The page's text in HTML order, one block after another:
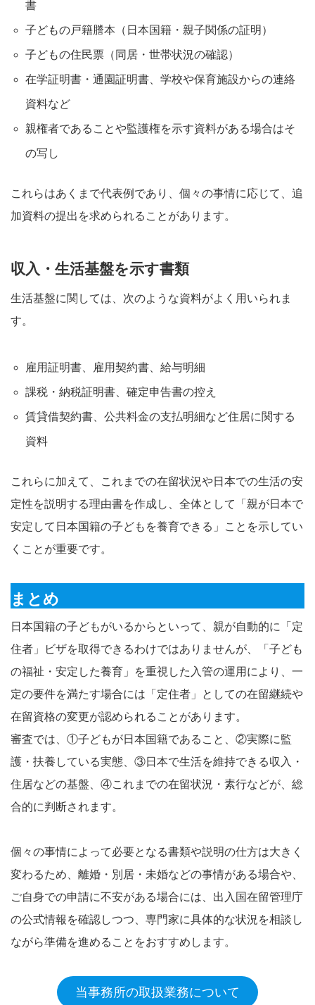
書
子どもの戸籍謄本（日本国籍・親子関係の証明）
子どもの住民票（同居・世帯状況の確認）
在学証明書・通園証明書、学校や保育施設からの連絡
資料など
親権者であることや監護権を示す資料がある場合はそ
の写し
これらはあくまで代表例であり、個々の事情に応じて、追
加資料の提出を求められることがあります。
収入・生活基盤を示す書類
生活基盤に関しては、次のような資料がよく用いられま
す。
雇用証明書、雇用契約書、給与明細
課税・納税証明書、確定申告書の控え
賃貸借契約書、公共料金の支払明細など住居に関する
資料
これらに加えて、これまでの在留状況や日本での生活の安
定性を説明する理由書を作成し、全体として「親が日本で
安定して日本国籍の子どもを養育できる」ことを示してい
くことが重要です。
まとめ
日本国籍の子どもがいるからといって、親が自動的に「定
住者」ビザを取得できるわけではありませんが、「子ども
の福祉・安定した養育」を重視した入管の運用により、一
定の要件を満たす場合には「定住者」としての在留継続や
在留資格の変更が認められることがあります。
審査では、①子どもが日本国籍であること、②実際に監
護・扶養している実態、③日本で生活を維持できる収入・
住居などの基盤、④これまでの在留状況・素行などが、総
合的に判断されます。
個々の事情によって必要となる書類や説明の仕方は大きく
変わるため、離婚・別居・未婚などの事情がある場合や、
ご自身での申請に不安がある場合には、出入国在留管理庁
の公式情報を確認しつつ、専門家に具体的な状況を相談し
ながら準備を進めることをおすすめします。
当事務所の取扱業務について